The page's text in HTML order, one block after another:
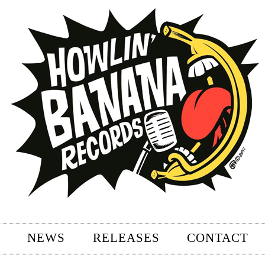
NEWS RELEASES CONTACT